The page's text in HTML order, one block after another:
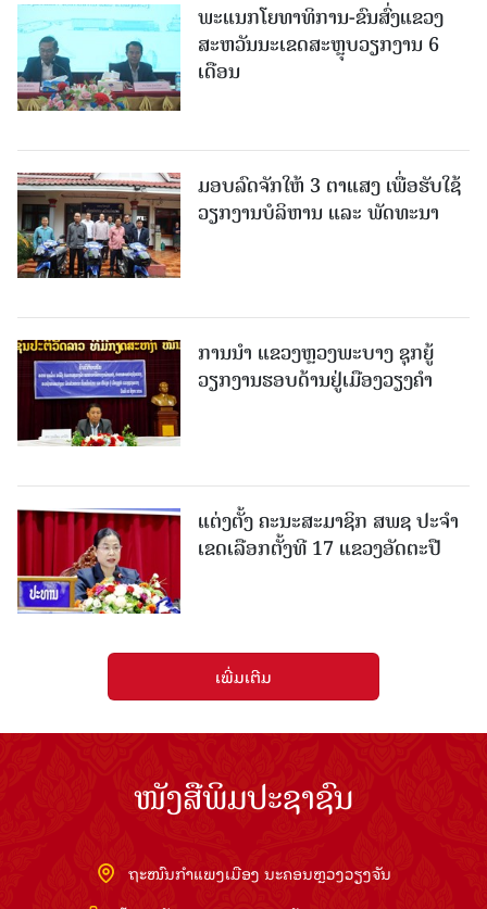
ພະແນກໂຍທາທິການ-ຂົນສົ່ງແຂວງ
ສະຫວັນນະເຂດສະຫຼຸບວຽກງານ 6
ເດືອນ
ມອບລົດຈັກໃຫ້ 3 ຕາແສງ ເພື່ອຮັບໃຊ້
ວຽກງານບໍລິຫານ ແລະ ພັດທະນາ
ການນຳ ແຂວງຫຼວງພະບາງ ຊຸກຍູ້
ວຽກງານຮອບດ້ານຢູ່ເມືອງວຽງຄໍາ
ແຕ່ງຕັ້ງ ຄະນະສະມາຊິກ ສພຊ ປະຈຳ
ເຂດເລືອກຕັ້ງທີ 17 ແຂວງອັດຕະປື
ເພີ່ມເຕີມ
ໜັງສືພິມປະຊາຊົນ
ຖະໜົນກຳແພງເມືອງ ນະຄອນຫຼວງວຽງຈັນ